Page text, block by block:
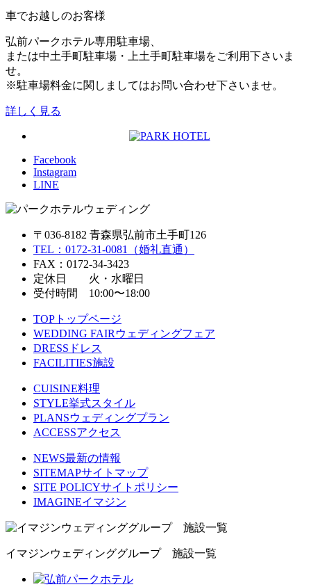
車でお越しのお客様
弘前パークホテル専用駐車場、
または中土手町駐車場・上土手町駐車場をご利用下さいま
せ。
※駐車場料金に関しましてはお問い合わせ下さいませ。
詳しく見る
Facebook
Instagram
LINE
〒036-8182 青森県弘前市土手町126
TEL：0172-31-0081（婚礼直通）
FAX：0172-34-3423
定休日 火・水曜日
受付時間 10:00〜18:00
TOP トップページ
WEDDING FAIRウェディングフェア
DRESS ドレス
FACILITIES施設
CUISINE料理
STYLE挙式スタイル
PLANSウェディングプラン
ACCESSアクセス
NEWS最新の情報
SITEMAPサイトマップ
SITE POLICYサイトポリシー
IMAGINEイマジン
イマジンウェディンググループ 施設一覧